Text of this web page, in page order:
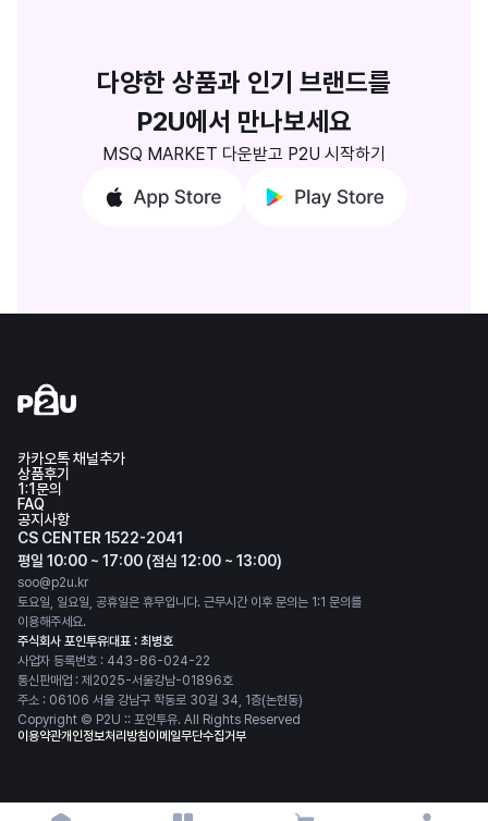
카카오톡 채널추가
상품후기
1:1문의
FAQ
공지사항
CS CENTER 1522-2041
평일 10:00 ~ 17:00 (점심 12:00 ~ 13:00)
soo@p2u.kr
토요일, 일요일, 공휴일은 휴무입니다. 근무시간 이후 문의는 1:1 문의를
이용해주세요.
주식회사 포인투유대표 : 최병호
사업자 등록번호 : 443-86-024-22
통신판매업 : 제2025-서울강남-01896호
주소 : 06106 서울 강남구 학동로 30길 34, 1층(논현동)
Copyright © P2U :: 포인투유. All Rights Reserved
이용약관개인정보처리방침이메일무단수집거부